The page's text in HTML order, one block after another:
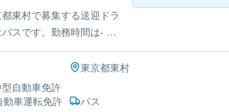
東村で募集する送迎ドラ
スです。勤務時間は- 変
- 中型自動車免許です。
東京都東村
自動車免許
車運転免許
バス